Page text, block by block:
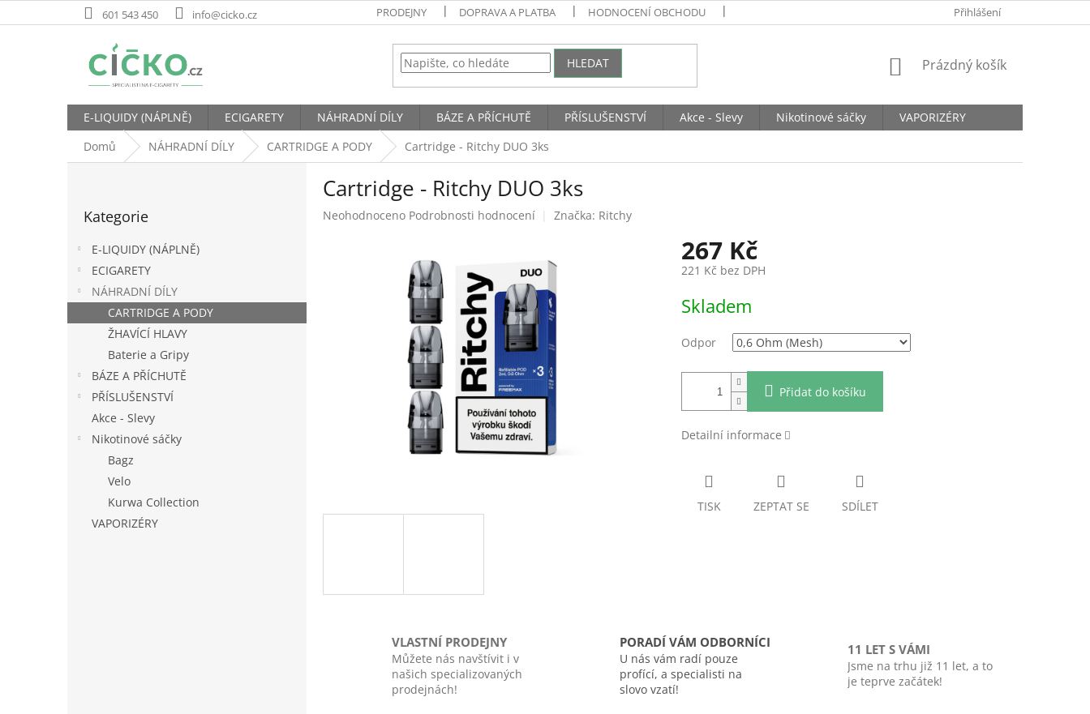
na
601 543 450 info@cicko.cz PRODEJNY DOPRAVA A PLATBA HODNOCENÍ OBCHODU Přihlášení
HLEDAT
NÁKUPNÍ
Prázdný košík
E-LIQUIDY (NÁPLNĚ) ECIGARETY NÁHRADNÍ DÍLY BÁZE A PŘÍCHUTĚ PŘÍSLUŠENSTVÍ Akce - Slevy Nikotinové sáčky
VAPORIZÉRY
Domů
NÁHRADNÍ DÍLY CARTRIDGE A PODY Cartridge - Ritchy DUO 3ks
kategorie
Kategorie
E-LIQUIDY (NÁPLNĚ)
ECIGARETY
NÁHRADNÍ DÍLY
CARTRIDGE A PODY
ŽHAVÍCÍ HLAVY
Baterie a Gripy
BÁZE A PŘÍCHUTĚ
PŘÍSLUŠENSTVÍ
Akce - Slevy
Nikotinové sáčky
Bagz
Velo
Kurwa Collection
VAPORIZÉRY
Cartridge - Ritchy DUO 3ks
Průměrné
Neohodnoceno Podrobnosti hodnocení Značka: Ritchy
267 Kč
221 Kč bez DPH
cena:
Skladem
Odpor
Přidat do košíku
Detailní informace
TISK ZEPTAT SE SDÍLET
VLASTNÍ PRODEJNY
Můžete nás navštívit i v
našich specializovaných
prodejnách!
PORADÍ VÁM ODBORNÍCI
U nás vám radí pouze
profící, a specialisti na
slovo vzatí!
11 LET S VÁMI
Jsme na trhu již 11 let, a to
je teprve začátek!